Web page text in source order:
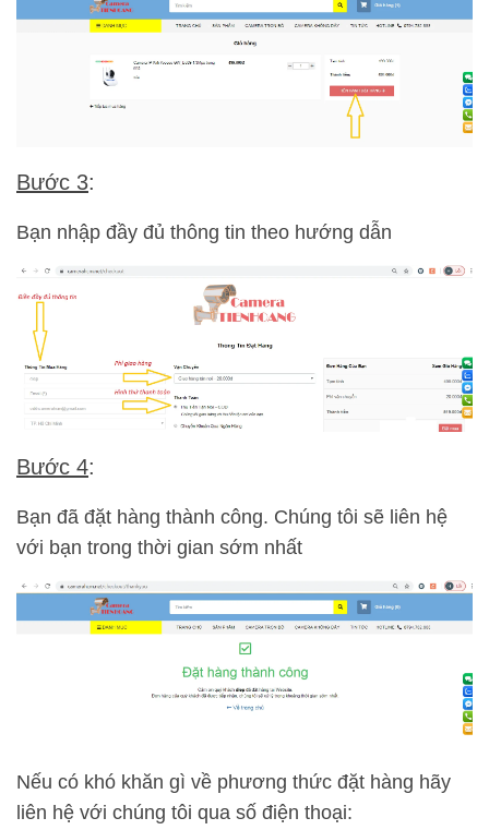
Bước 3:
Bạn nhập đầy đủ thông tin theo hướng dẫn
Bước 4:
Bạn đã đặt hàng thành công. Chúng tôi sẽ liên hệ
với bạn trong thời gian sớm nhất
Nếu có khó khăn gì về phương thức đặt hàng hãy
liên hệ với chúng tôi qua số điện thoại: